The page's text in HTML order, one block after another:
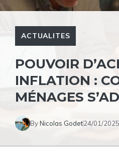
ACTUALITES
POUVOIR
INFLATION :
MÉNAGES
ByNicolas Godet24/01/2025